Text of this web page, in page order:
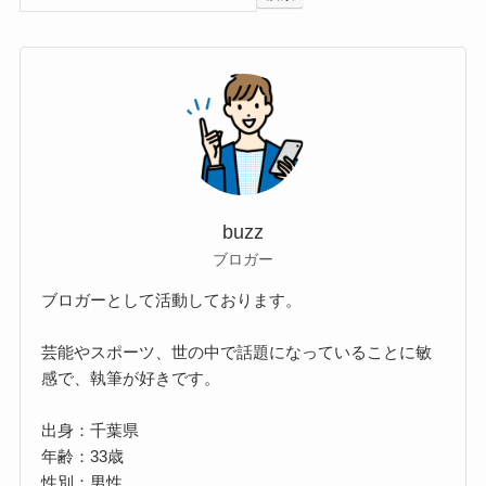
buzz
ブロガー
ブロガーとして活動しております。
芸能やスポーツ、世の中で話題になっていることに敏
感で、執筆が好きです。
出身：千葉県
年齢：33歳